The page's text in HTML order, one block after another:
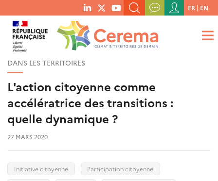
menu
social
links
RECHERCHER UN MOT-CLÉ, UNE PUBLICATION, ETC.
QUE RECHERCHEZ-VOUS ?
Menu
du
compte
de
FR EN
DANS LES TERRITOIRES
L'action citoyenne comme
accélératrice des transitions :
quelle dynamique ?
27 MARS 2020
Initiative citoyenne
Participation citoyenne